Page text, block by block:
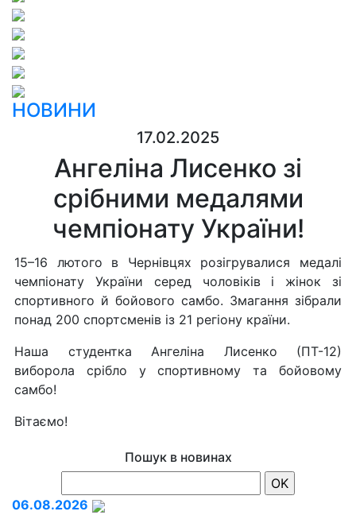
НОВИНИ
17.02.2025
Ангеліна Лисенко зі
срібними медалями
чемпіонату України!
15–16 лютого в Чернівцях розігрувалися медалі
чемпіонату України серед чоловіків і жінок зі
спортивного й бойового самбо. Змагання зібрали
понад 200 спортсменів із 21 регіону країни.
Наша студентка Ангеліна Лисенко (ПТ-12)
виборола срібло у спортивному та бойовому
самбо!
Вітаємо!
Пошук в новинах
06.08.2026